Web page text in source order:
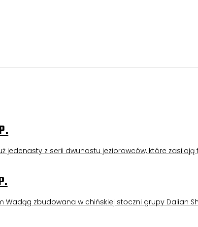
z serii dwunastu jeziorowców, które zasilają
Wadąg zbudowana w chińskiej stoczni grupy Dalian